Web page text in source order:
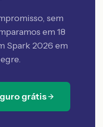
sem
em 18
Spark 2026 em
.
grátis